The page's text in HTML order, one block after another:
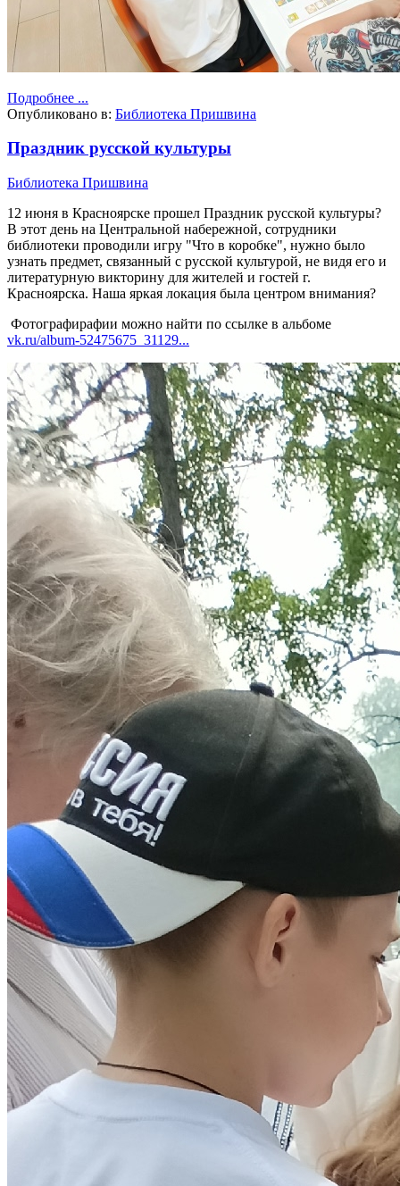
Подробнее ...
Опубликовано в: Библиотека Пришвина
Праздник русской культуры
Библиотека Пришвина
12 июня в Красноярске прошел Праздник русской культуры?
В этот день на Центральной набережной, сотрудники
библиотеки проводили игру "Что в коробке", нужно было
узнать предмет, связанный с русской культурой, не видя его и
литературную викторину для жителей и гостей г.
Красноярска. Наша яркая локация была центром внимания?
Фотографирафии можно найти по ссылке в альбоме
vk.ru/album-52475675_31129...